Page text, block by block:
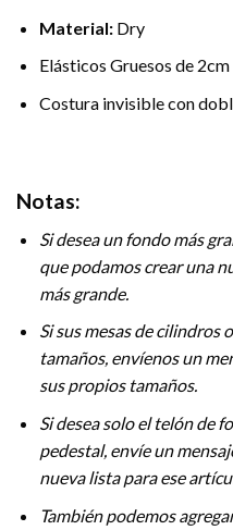
Material:Dry
Elásticos Gruesos de 2cm
Costura invisible con
Notas:
Si desea un fondo más
que podamos crear una
más grande.
Si sus mesas de cilindros
tamaños, envíenos un
sus propios tamaños.
Si desea solo el telón de
pedestal, envíe un
nueva lista para ese
También podemos